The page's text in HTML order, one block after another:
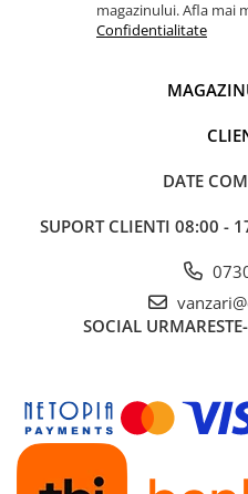
magazinului. Afla mai
Confidentialitate
DATE
SUPORT CLIENTI 08:00 -
SOCIAL